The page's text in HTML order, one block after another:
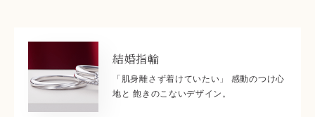
結婚指輪
「肌身離さず着けていたい」 感動のつけ心
地と 飽きのこないデザイン。